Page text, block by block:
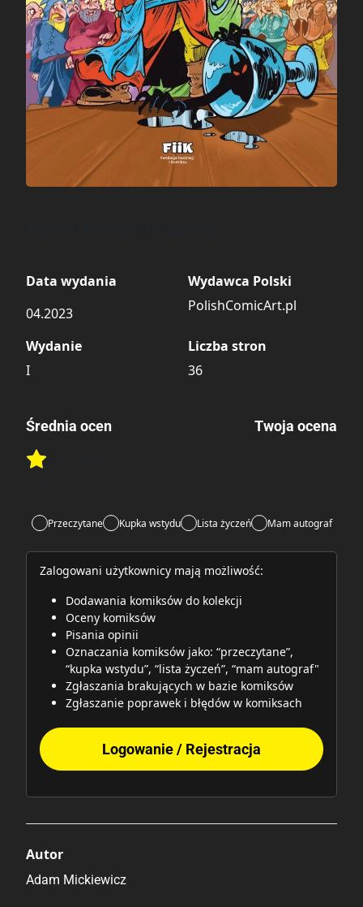
Data wydania
04.2023
Wydawca Polski
PolishComicArt.pl
Wydanie
I
Liczba stron
36
Średnia ocen
Rate this item:
Twoja ocena
Przeczytane Kupka wstydu Lista życzeń Mam autograf
Zalogowani użytkownicy mają możliwość:
Dodawania komiksów do kolekcji
Oceny komiksów
Pisania opinii
Oznaczania komiksów jako: “przeczytane”,
“kupka wstydu”, “lista życzeń”, “mam autograf"
Zgłaszania brakujących w bazie komiksów
Zgłaszanie poprawek i błędów w komiksach
Logowanie / Rejestracja
Autor
Adam Mickiewicz